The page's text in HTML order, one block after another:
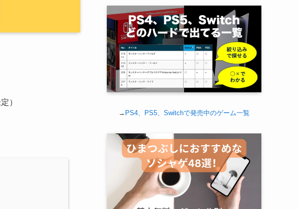
）
→ PS4、PS5、Switchで発売中のゲーム一覧